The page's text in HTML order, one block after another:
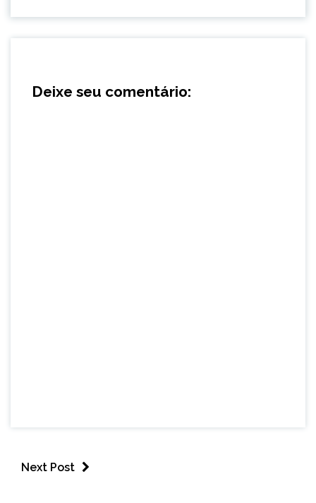
Deixe seu comentário:
Next Post